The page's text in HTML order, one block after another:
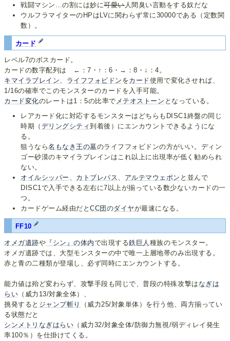
戦闘マシン…の割には妙に可愛い人間臭い言動をする奴だな
ウルフラマイターのHPはLVに関わらず常に30000である（定数関
数）。
カード
レベル7のボスカード。
カードの数字配列は ←：7・↑：6・→：8・↓：4。
キマイラブレイン
ライフフォビドン をカード使用で変化させれば、
1/16の確率でこのモンスターのカードを入手可能。
カード変化のレートは1：5の比率で メテオストーン となっている。
レアカード化に対応するモンスターはどちらもDISC1終盤の同じ
時期（ デリングシティ到着後）にエンカウントできるようにな
る。
狙うなら名もなき王の墓のライフフォビドンの方がいい。ディン
ゴー砂漠のキマイラブレインはこれ以上に出現率が低く勧められ
ない。
オイルシッパー 、 カトブレパス、 アルテマウェポン と並んで
DISC1で入手できる左右に7以上が揃っている数少ないカードの一
つ。
カードゲーム経由だとCC団 のダイヤが最速になる。
FF10
オメガ遺跡や 『シン』の体内で出現する鉄巨人 種族のモンスター。
オメガ遺跡では、大型モンスターの中で唯一上層地帯のみ出現する。
赤と青の二種類が登場し、必ず同時にエンカウントする。
能力値は殆ど変わらず、攻撃手段も同じで、普段の特殊攻撃は なぎは
らい （威力13/対象全体）、
挑発すると ジャンプ斬り
（威力25/対象単体）を行う他、両方揃ってい
る状態だと
シンメトリなぎはらい （威力32/対象全体/防御力無視/弱ディレイ発生
率100％）を仕掛けてくる。